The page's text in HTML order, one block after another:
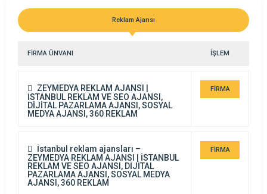
Reklam Ajansı
FİRMA ÜNVANI İŞLEM
ZEYMEDYA REKLAM AJANSI |
İSTANBUL REKLAM VE SEO AJANSI,
DİJİTAL PAZARLAMA AJANSI, SOSYAL
MEDYA AJANSI, 360 REKLAM
FİRMA
İstanbul reklam ajansları –
ZEYMEDYA REKLAM AJANSI | İSTANBUL
REKLAM VE SEO AJANSI, DİJİTAL
PAZARLAMA AJANSI, SOSYAL MEDYA
AJANSI, 360 REKLAM
FİRMA